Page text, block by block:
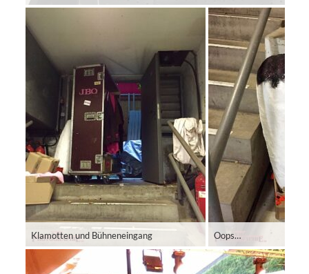
Klamotten und Bühneneingang Oops…